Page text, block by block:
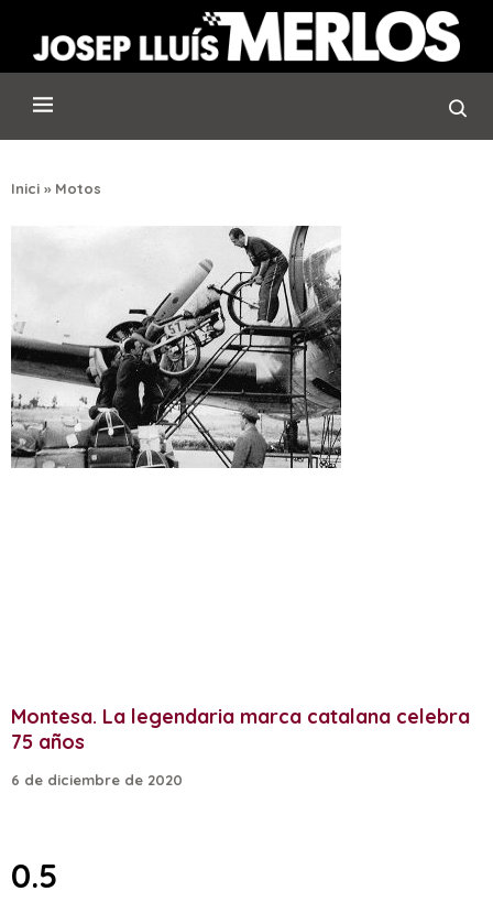
Inici » Motos
Montesa. La legendaria marca catalana celebra
75 años
6 de diciembre de 2020